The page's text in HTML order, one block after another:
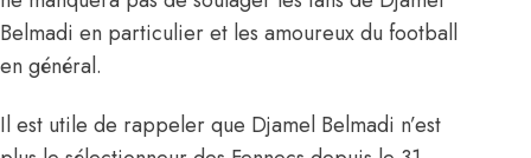
Belmadi en particulier et les amoureux du football
en général.
Il est utile de rappeler que Djamel Belmadi n’est